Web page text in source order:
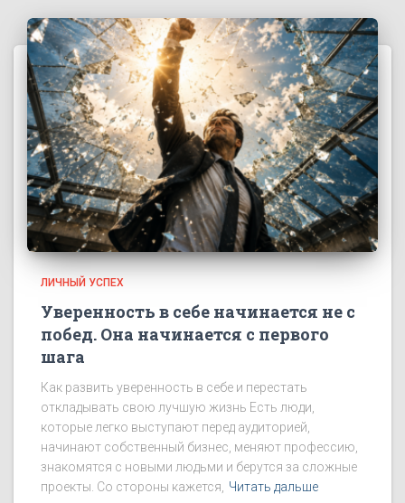
ЛИЧНЫЙ УСПЕХ
Уверенность в себе начинается не с
побед. Она начинается с первого
шага
Как развить уверенность в себе и перестать
откладывать свою лучшую жизнь Есть люди,
которые легко выступают перед аудиторией,
начинают собственный бизнес, меняют профессию,
знакомятся с новыми людьми и берутся за сложные
проекты. Со стороны кажется,
Читать дальше